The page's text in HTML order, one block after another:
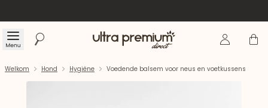
Menu Zoeken Welkom Inloggen
Welkom Hond Hygiëne Voedende balsem voor neus en voetkussens